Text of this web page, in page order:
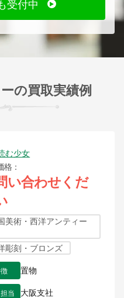
受付中
の買取実績例
む少女
格
い合わせくだ
美術・西洋アンティー
彫刻・ブロンズ
置物
当 大阪支社